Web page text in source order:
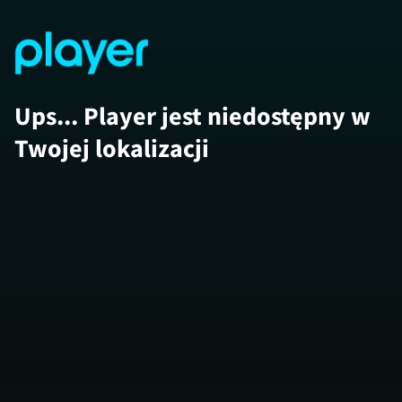
Ups... Player jest niedostępny w
Twojej lokalizacji